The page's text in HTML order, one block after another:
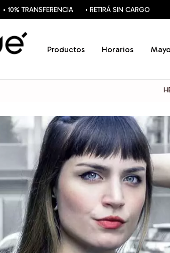
• 10% TRANSFERENCIA • RETIRÁ SIN CARGO
Productos Horarios
HECHO